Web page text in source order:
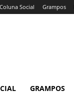
Coluna Social Grampos
GRAMPOS